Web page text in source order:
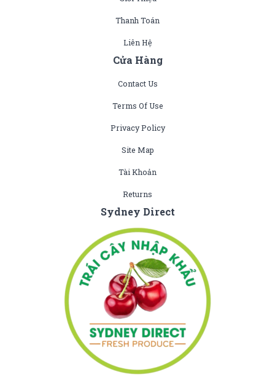
Thanh Toán
Liên Hệ
Cửa Hàng
Contact Us
Terms Of Use
Privacy Policy
Site Map
Tài Khoản
Returns
Sydney Direct